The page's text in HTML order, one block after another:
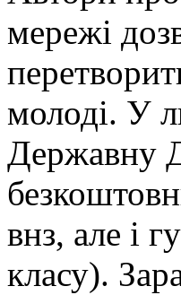
мережі
молоді. У
Державну
внз, але і
класу).